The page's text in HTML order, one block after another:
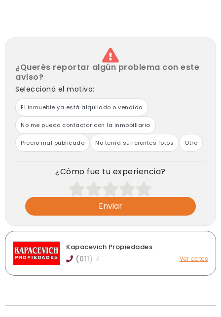
incluye servicio de agua)
¿Querés reportar algún problema con este
aviso?
Seleccioná el motivo:
El inmueble ya está alquilado o vendido
No me puedo contactar con la inmobiliaria
Precio mal publicado No tenía suficientes fotos Otro
¿Cómo fue tu experiencia?
Enviar
Kapacevich Propiedades
(011) 42 Ver datos